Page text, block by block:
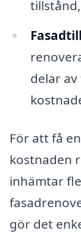
delar
För att få
kostnaden
inhämtar
gör det